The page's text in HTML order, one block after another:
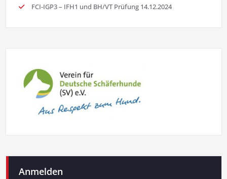
FCI-IGP3 – IFH1 und BH/VT Prüfung 14.12.2024
Anmelden